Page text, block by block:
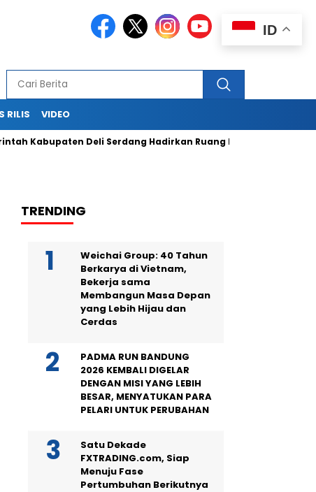
RILIS VIDEO
Deli Serdang Hadirkan Ruang Publik Bersama melalui
TRENDING
Weichai Group: 40 Tahun
Berkarya di Vietnam,
Bekerja sama
Membangun Masa Depan
yang Lebih Hijau dan
Cerdas
PADMA RUN BANDUNG
2026 KEMBALI DIGELAR
DENGAN MISI YANG LEBIH
BESAR, MENYATUKAN PARA
PELARI UNTUK PERUBAHAN
Satu Dekade
FXTRADING.com, Siap
Menuju Fase
Pertumbuhan Berikutnya
ID